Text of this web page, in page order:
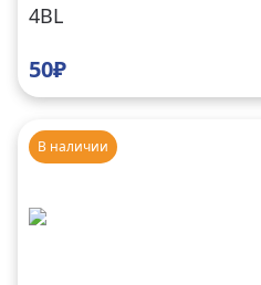
4BL
50₽
В наличии